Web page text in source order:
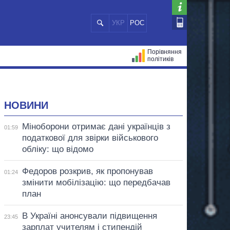
УКР РОС
Порівняння
політиків
НОВИНИ
01:59
Міноборони отримає дані українців з
податкової для звірки військового
обліку: що відомо
01:24
Федоров розкрив, як пропонував
змінити мобілізацію: що передбачав
план
23:45
В Україні анонсували підвищення
зарплат учителям і стипендій